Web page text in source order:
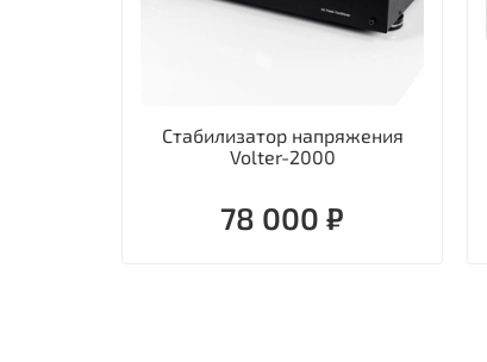
Стабилизатор напряжения
Volter-2000
78 000 ₽